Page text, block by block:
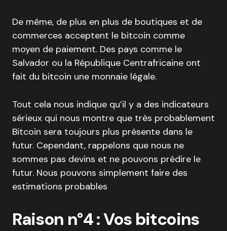
De même, de plus en plus de boutiques et de
commerces acceptent le bitcoin comme
moyen de paiement. Des pays comme le
Salvador ou la République Centrafricaine ont
fait du bitcoin une monnaie légale.
Tout cela nous indique qu’il y a des indicateurs
sérieux qui nous montre que très probablement
Bitcoin sera toujours plus présente dans le
futur. Cependant, rappelons que nous ne
sommes pas devins et ne pouvons prédire le
futur. Nous pouvons simplement faire des
estimations probables
Raison n°4 : Vos bitcoins